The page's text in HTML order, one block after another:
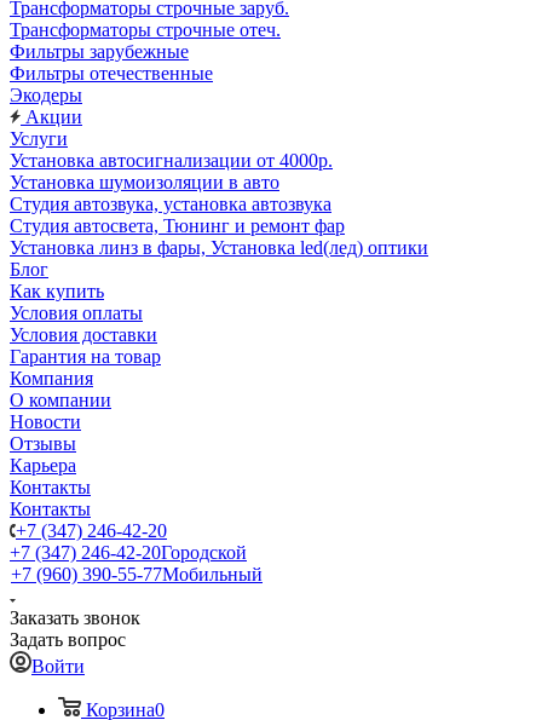
Трансформаторы строчные заруб.
Трансформаторы строчные отеч.
Фильтры зарубежные
Фильтры отечественные
Экодеры
Акции
Услуги
Установка автосигнализации от 4000р.
Установка шумоизоляции в авто
Студия автозвука, установка автозвука
Студия автосвета, Тюнинг и ремонт фар
Установка линз в фары, Установка led(лед) оптики
Блог
Как купить
Условия оплаты
Условия доставки
Гарантия на товар
Компания
О компании
Новости
Отзывы
Карьера
Контакты
Контакты
+7 (347) 246-42-20
+7 (347) 246-42-20Городской
+7 (960) 390-55-77Мобильный
Заказать звонок
Задать вопрос
Войти
Корзина0